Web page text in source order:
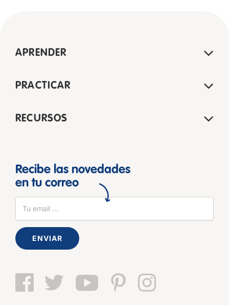
APRENDER
PRACTICAR
RECURSOS
Recibe las novedades
en tu correo
ENVIAR